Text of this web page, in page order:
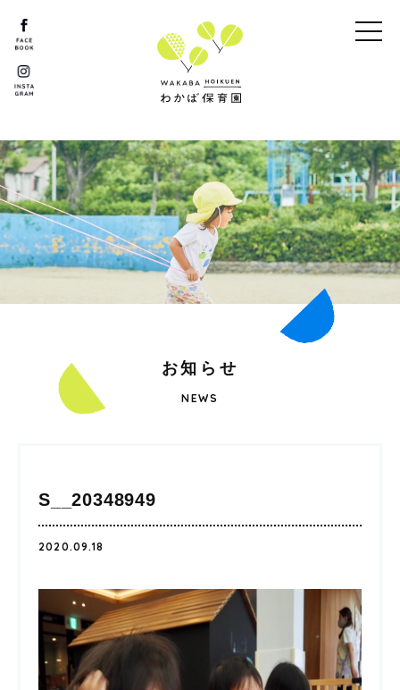
お知 ら せ
NEWS
S__20348949
2020.09.18